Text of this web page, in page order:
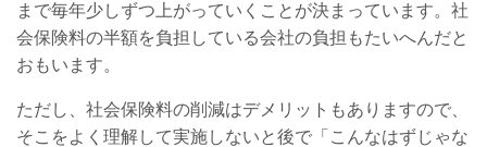
まで毎年少しずつ上がっていくことが決まっています。社
会保険料の半額を負担している会社の負担もたいへんだと
おもいます。
ただし、社会保険料の削減はデメリットもありますので、
そこをよく理解して実施しないと後で「こんなはずじゃな